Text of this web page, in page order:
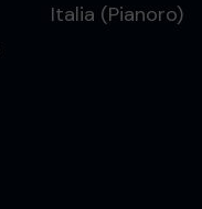
Italia (Pianoro)